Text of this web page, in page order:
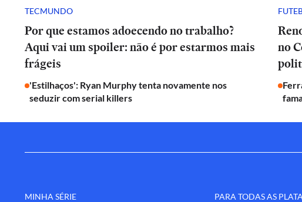
TECMUNDO
Por que estamos adoecendo no trabalho?
Aqui vai um spoiler: não é por estarmos mais
frágeis
'Estilhaços': Ryan Murphy tenta novamente nos
seduzir com serial killers
no
MINHA SÉRIE PARA TODAS AS